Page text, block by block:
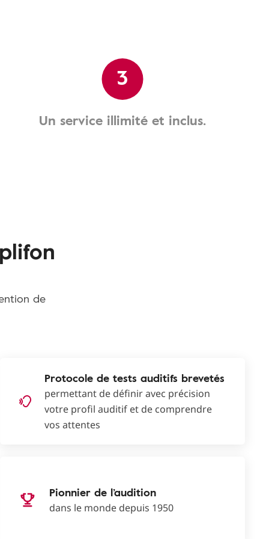
3
Un service illimité et inclus.
de
Protocole de tests auditifs brevetés
permettant de définir avec précision
votre profil auditif et de comprendre
vos attentes
Pionnier de l’audition
dans le monde depuis 1950